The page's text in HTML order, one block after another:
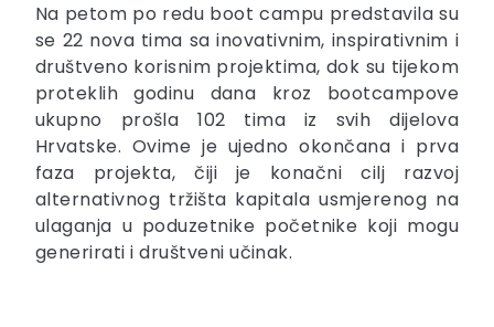
Na petom po redu boot campu predstavila su
se 22 nova tima sa inovativnim, inspirativnim i
društveno korisnim projektima, dok su tijekom
proteklih godinu dana kroz bootcampove
ukupno prošla 102 tima iz svih dijelova
Hrvatske. Ovime je ujedno okončana i prva
faza projekta, čiji je konačni cilj razvoj
alternativnog tržišta kapitala usmjerenog na
ulaganja u poduzetnike početnike koji mogu
generirati i društveni učinak.